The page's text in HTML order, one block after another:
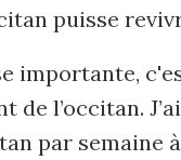
puisse
importante,
de l’occitan.
par semaine